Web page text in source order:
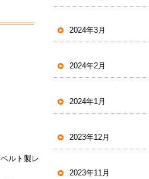
ルト製レ
2024年3月
2024年2月
2024年1月
2023年12月
2023年11月